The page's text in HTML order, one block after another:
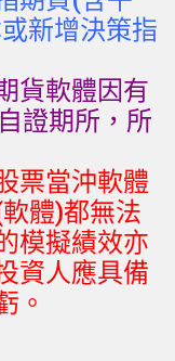
新增決策指
貨軟體因有
證期所，所
票當沖軟體
體)都無法
模擬績效亦
資人應具備
。